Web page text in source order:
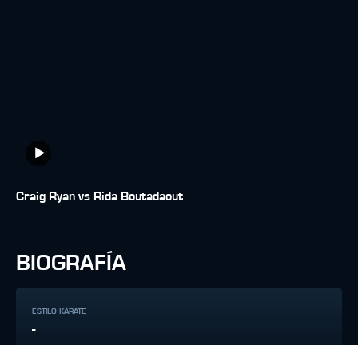
Craig Ryan vs Rida Boutadaout
BIOGRAFÍA
ESTILO KÁRATE
-